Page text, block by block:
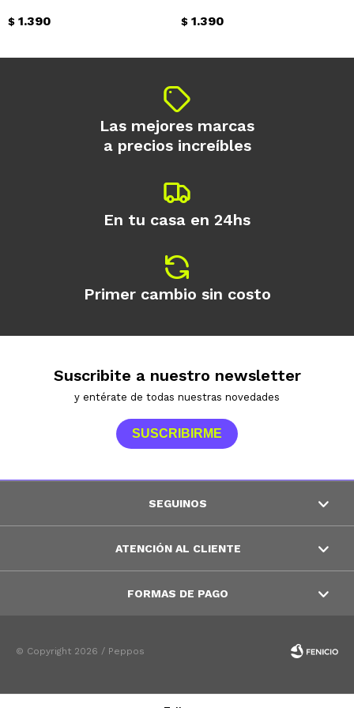
$ 1.390 $ 1.390
Las mejores marcas
a precios increíbles
En tu casa en 24hs
Primer cambio sin costo
Suscribite a nuestro newsletter
y entérate de todas nuestras novedades
SUSCRIBIRME
SEGUINOS
ATENCIÓN AL CLIENTE
FORMAS DE PAGO
© Copyright 2026 / Peppos